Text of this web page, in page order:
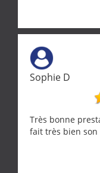
Sophie D
Très bonne
fait très bien son